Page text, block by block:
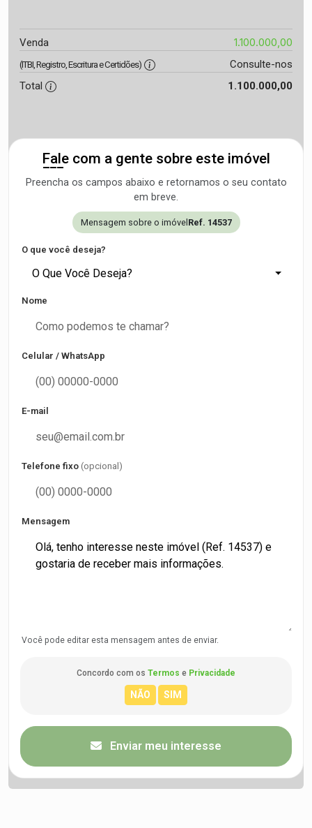
Venda 1.100.000,00
(ITBI, Registro, Escritura e Certidões)
Consulte-nos
Total
1.100.000,00
Fale com a gente sobre este imóvel
Preencha os campos abaixo e retornamos o seu contato
em breve.
Mensagem sobre o imóvel Ref. 14537
O que você deseja?
O Que Você Deseja?
Nome
Celular / WhatsApp
E-mail
Telefone fixo (opcional)
Mensagem
Você pode editar esta mensagem antes de enviar.
Concordo com os Termos e Privacidade
Enviar meu interesse